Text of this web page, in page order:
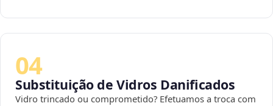
04
Substituição de Vidros Danificados
Vidro trincado ou comprometido? Efetuamos a troca com